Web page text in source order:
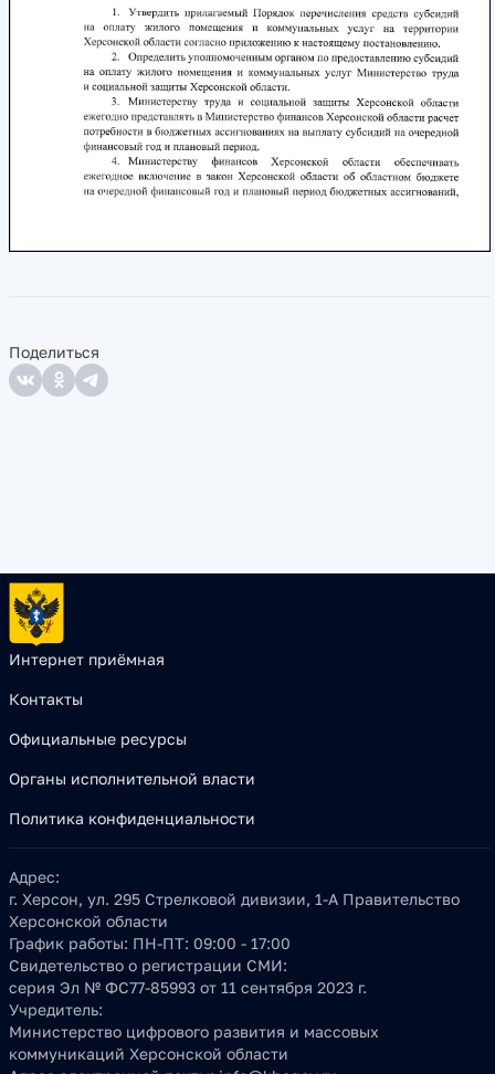
Поделиться
Интернет приёмная
Контакты
Официальные ресурсы
Органы исполнительной власти
Политика конфиденциальности
Адрес:
г. Херсон, ул. 295 Стрелковой дивизии, 1-А Правительство
Херсонской области
График работы: ПН-ПТ: 09:00 - 17:00
Свидетельство о регистрации СМИ:
серия Эл № ФС77-85993 от 11 сентября 2023 г.
Учредитель:
Министерство цифрового развития и массовых
коммуникаций Херсонской области